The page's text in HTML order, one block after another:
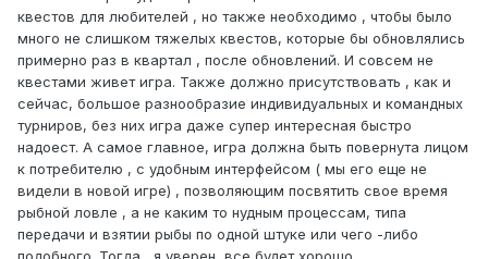
квестов для любителей , но также необходимо , чтобы было
много не слишком тяжелых квестов, которые бы обновлялись
примерно раз в квартал , после обновлений. И совсем не
квестами живет игра. Также должно присутствовать , как и
сейчас, большое разнообразие индивидуальных и командных
турниров, без них игра даже супер интересная быстро
надоест. А самое главное, игра должна быть повернута лицом
к потребителю , с удобным интерфейсом ( мы его еще не
видели в новой игре) , позволяющим посвятить свое время
рыбной ловле , а не каким то нудным процессам, типа
передачи и взятии рыбы по одной штуке или чего -либо